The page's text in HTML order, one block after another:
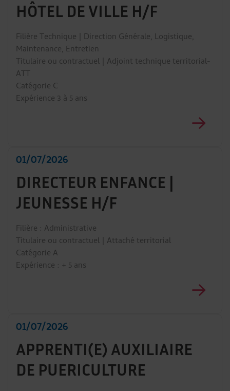
HÔTEL DE VILLE H/F
Filière Technique | Direction Générale, Logistique,
Maintenance, Entretien
Titulaire ou contractuel | Adjoint technique territorial-
ATT
Catégorie C
Expérience 3 à 5 ans
01/07/2026
DIRECTEUR ENFANCE |
JEUNESSE H/F
Filière : Administrative
Titulaire ou contractuel | Attaché territorial
Catégorie A
Expérience : + 5 ans
01/07/2026
APPRENTI(E) AUXILIAIRE
DE PUERICULTURE